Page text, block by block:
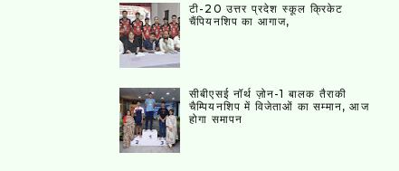
टी-20 उत्तर प्रदेश स्कूल क्रिकेट
चैंपियनशिप का आगाज,
सीबीएसई नॉर्थ ज़ोन-1 बालक तैराकी
चैम्पियनशिप में विजेताओं का सम्मान, आज
होगा समापन